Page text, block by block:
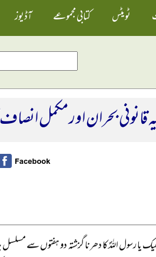
ٹویٹس کتابی مجموعے آڈیوز
بحران اور مکمل انصاف
یا رسول اللہؐ کا دھرنا گزشتہ دو ہفتوں سے